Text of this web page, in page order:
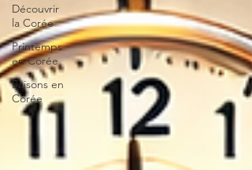
Découvrir
la Corée
Printemps
en Corée
Saisons en
Corée